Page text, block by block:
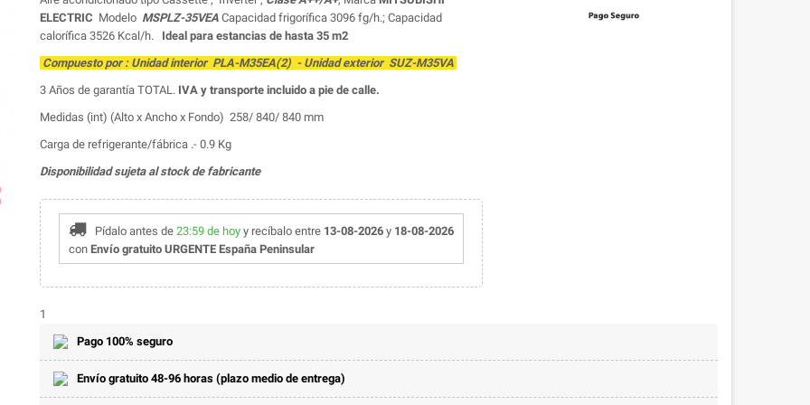
ELECTRIC Modelo MSPLZ-35VEA Capacidad frigorífica 3096 fg/h.; Capacidad
calorífica 3526 Kcal/h. Ideal para estancias de hasta 35 m2
Compuesto por : Unidad interior PLA-M35EA(2) - Unidad exterior SUZ-M35VA
3 Años de garantía TOTAL. IVA y transporte incluido a pie de calle.
Medidas (int) (Alto x Ancho x Fondo) 258/ 840/ 840 mm
Carga de refrigerante/fábrica .- 0.9 Kg
Disponibilidad sujeta al stock de fabricante
Pídalo antes de 23:59 de hoy y recíbalo entre 13-08-2026y 18-08-2026
con Envío gratuito URGENTE España Peninsular
1
Pago 100% seguro
Envío gratuito 48-96 horas (plazo medio de entrega)